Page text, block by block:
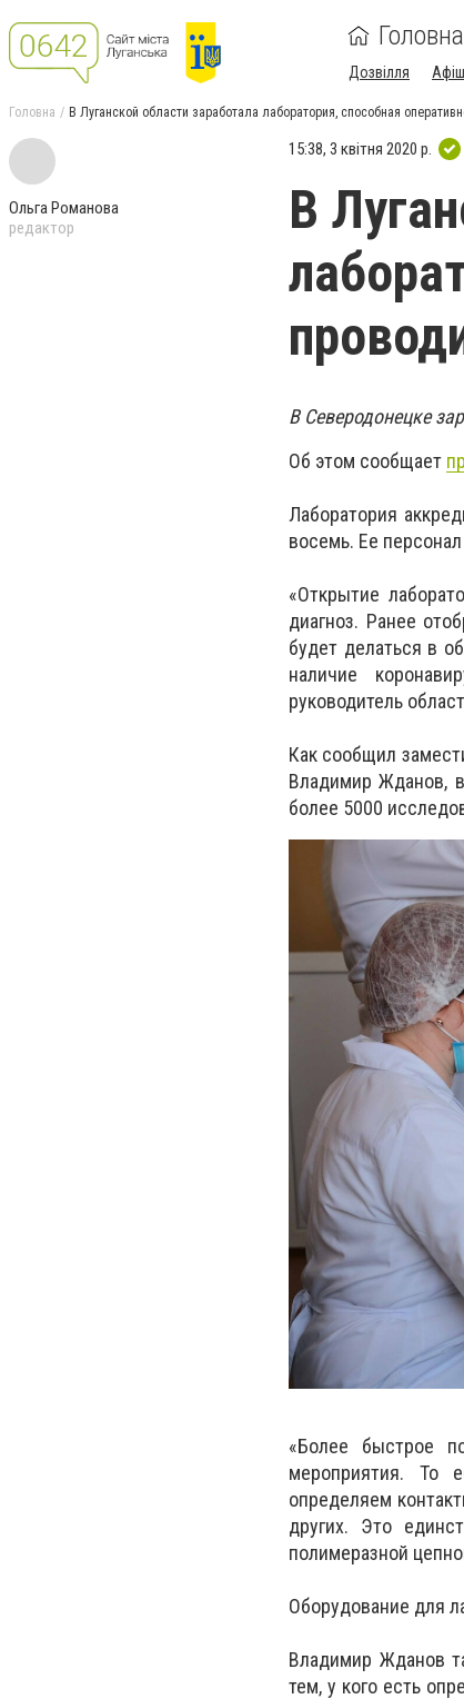
Головна
Дозвілля
Головна В Луганской области заработала лаборатория, способная
Ольга Романова
редактор
15:38, 3 квітня 2020 р.
В
В Северодонецке
Об этом сообщает
Лаборатория
восемь. Ее
«Открытие
диагноз. Ранее
будет делаться в
наличие
руководитель
Как сообщил
Владимир Жданов,
более 5000
«Более быстрое
мероприятия. То
определяем
других. Это
полимеразной
Оборудование для
Владимир Жданов
тем, у кого есть